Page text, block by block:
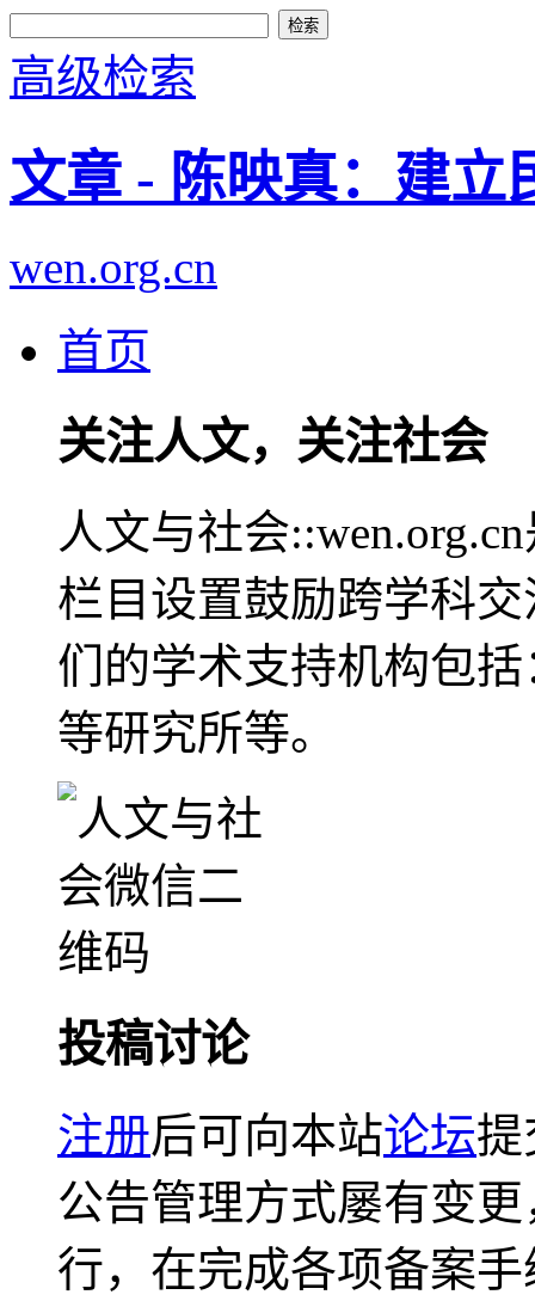
高级检索
文章 - 陈映真：建立
wen.org.cn
首页
关注人文，关注社会
人文与社会
栏目设置鼓励跨学科
们的学术支持机构包
等研究所等。
投稿讨论
注册后可向本站论坛提
公告管理方式屡有变
行，在完成各项备案